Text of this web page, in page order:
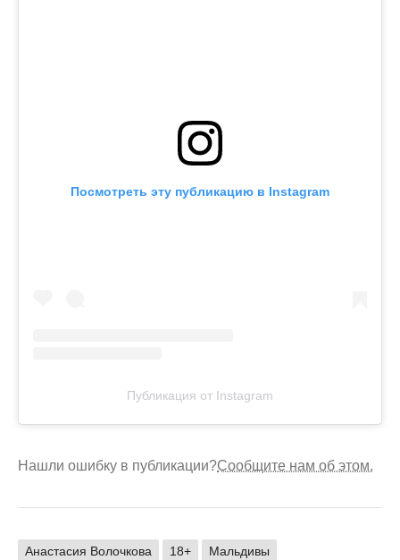
Посмотреть эту публикацию в Instagram
Публикация от Instagram
Нашли ошибку в публикации?Сообщите нам об этом.
Анастасия Волочкова 18+ Мальдивы